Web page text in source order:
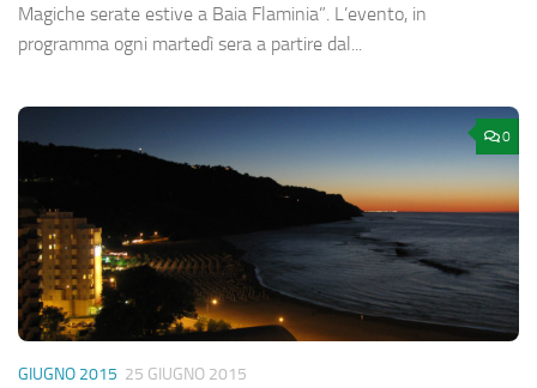
Magiche serate estive a Baia Flaminia”. L’evento, in
programma ogni martedì sera a partire dal...
0
GIUGNO 2015 25 GIUGNO 2015